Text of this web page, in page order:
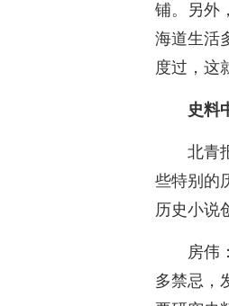
铺。另外
海道生活
度过，这
史料
北青
些特别的
历史小说
房伟
多禁忌，